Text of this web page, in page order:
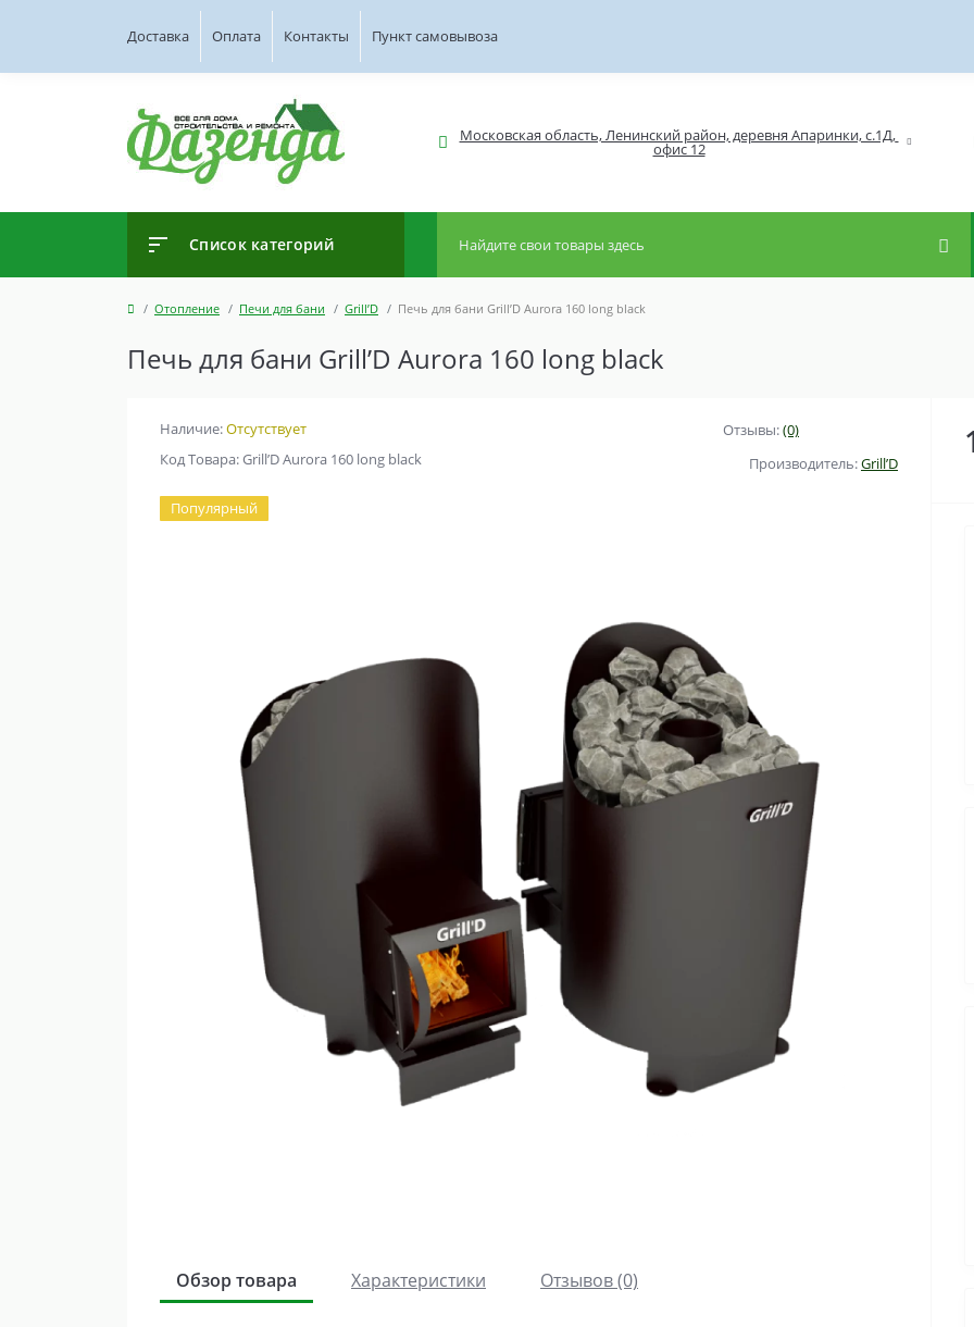
Доставка Оплата Контакты Пункт самовывоза
Московская область, Ленинский район, деревня Апаринки, с.1Д,
офис 12
Список категорий
Отопление Печи для бани Grill’D Печь для бани Grill’D Aurora 160 long black
Печь для бани Grill’D Aurora 160 long black
Наличие:Отсутствует
Код Товара: Grill’D Aurora 160 long black
Отзывы:(0)
Производитель:Grill’D
Популярный
Обзор товара Характеристики Отзывов (0)